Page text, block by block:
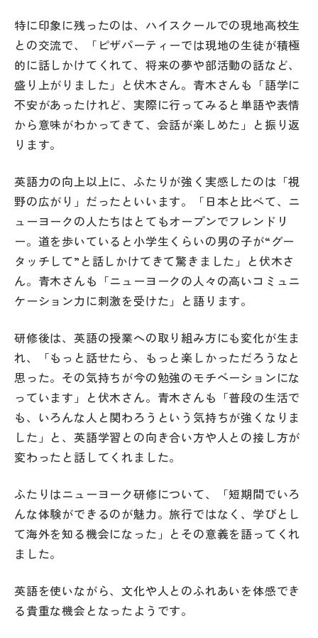
特に印象に残ったのは、ハイスクールでの現地高校生
との交流で、「ピザパーティーでは現地の生徒が積極
的に話しかけてくれて、将来の夢や部活動の話など、
盛り上がりました」と伏木さん。青木さんも「語学に
不安があったけれど、実際に行ってみると単語や表情
から意味がわかってきて、会話が楽しめた」と振り返
ります。
英語力の向上以上に、ふたりが強く実感したのは「視
野の広がり」だったといいます。「日本と比べて、ニ
ューヨークの人たちはとてもオープンでフレンドリ
ー。道を歩いていると小学生くらいの男の子が“グー
タッチして”と話しかけてきて驚きました」と伏木さ
ん。青木さんも「ニューヨークの人々の高いコミュニ
ケーション力に刺激を受けた」と語ります。
研修後は、英語の授業への取り組み方にも変化が生ま
れ、「もっと話せたら、もっと楽しかっただろうなと
思った。その気持ちが今の勉強のモチベーションにな
っています」と伏木さん。青木さんも「普段の生活で
も、いろんな人と関わろうという気持ちが強くなりま
した」と、英語学習との向き合い方や人との接し方が
変わったと話してくれました。
ふたりはニューヨーク研修について、「短期間でいろ
んな体験ができるのが魅力。旅行ではなく、学びとし
て海外を知る機会になった」とその意義を語ってくれ
ました。
英語を使いながら、文化や人とのふれあいを体感でき
る貴重な機会となったようです。